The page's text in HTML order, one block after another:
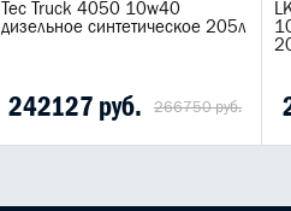
Tec Truck 4050 10w40
дизельное синтетическое 205л
242127 руб. 266750 руб.